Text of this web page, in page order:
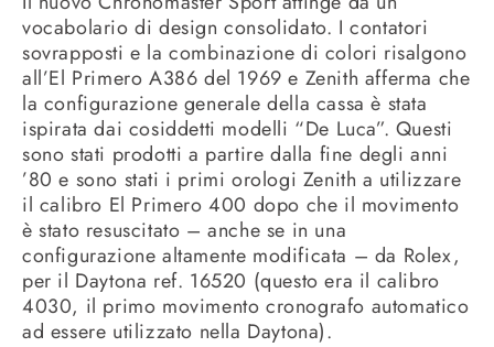
vocabolario di design consolidato. I contatori
sovrapposti e la combinazione di colori risalgono
all’El Primero A386 del 1969 e Zenith afferma che
la configurazione generale della cassa è stata
ispirata dai cosiddetti modelli “De Luca”. Questi
sono stati prodotti a partire dalla fine degli anni
’80 e sono stati i primi orologi Zenith a utilizzare
il calibro El Primero 400 dopo che il movimento
è stato resuscitato – anche se in una
configurazione altamente modificata – da Rolex,
per il Daytona ref. 16520 (questo era il calibro
4030, il primo movimento cronografo automatico
ad essere utilizzato nella Daytona).